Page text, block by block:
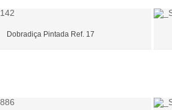
Dobradiça Pintada Ref. 17